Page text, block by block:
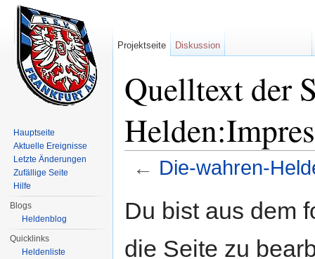
Quelltext der
← Die-wahren-
Du bist aus dem
die Seite zu
Projektseite Diskussion
Hauptseite
Aktuelle Ereignisse
Letzte Änderungen
Zufällige Seite
Hilfe
Blogs
Heldenblog
Quicklinks
Heldenliste